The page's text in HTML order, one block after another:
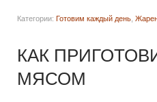
Категории: Готовим каждый день
КАК
МЯСОМ